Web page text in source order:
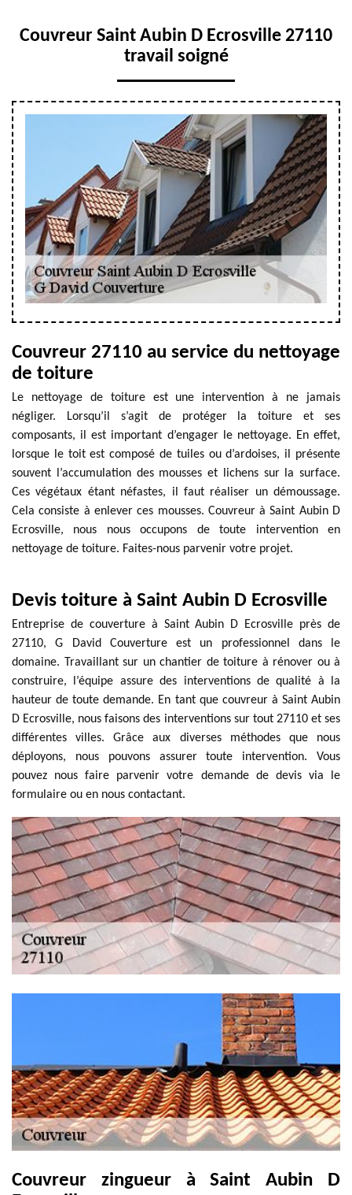
Couvreur Saint Aubin D Ecrosville 27110
travail soigné
Couvreur 27110 au service du nettoyage
de toiture
Le nettoyage de toiture est une intervention à ne jamais
négliger. Lorsqu’il s’agit de protéger la toiture et ses
composants, il est important d’engager le nettoyage. En effet,
lorsque le toit est composé de tuiles ou d’ardoises, il présente
souvent l’accumulation des mousses et lichens sur la surface.
Ces végétaux étant néfastes, il faut réaliser un démoussage.
Cela consiste à enlever ces mousses. Couvreur à Saint Aubin D
Ecrosville, nous nous occupons de toute intervention en
nettoyage de toiture. Faites-nous parvenir votre projet.
Devis toiture à Saint Aubin D Ecrosville
Entreprise de couverture à Saint Aubin D Ecrosville près de
27110, G David Couverture est un professionnel dans le
domaine. Travaillant sur un chantier de toiture à rénover ou à
construire, l’équipe assure des interventions de qualité à la
hauteur de toute demande. En tant que couvreur à Saint Aubin
D Ecrosville, nous faisons des interventions sur tout 27110 et ses
différentes villes. Grâce aux diverses méthodes que nous
déployons, nous pouvons assurer toute intervention. Vous
pouvez nous faire parvenir votre demande de devis via le
formulaire ou en nous contactant.
Couvreur zingueur à Saint Aubin D